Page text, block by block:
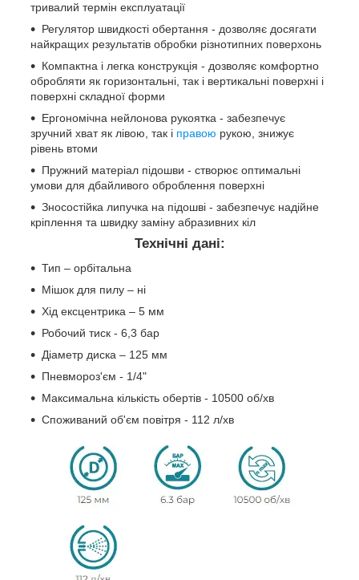
тривалий термін експлуатації
Регулятор швидкості обертання - дозволяє досягати
найкращих результатів обробки різнотипних поверхонь
Компактна і легка конструкція - дозволяє комфортно
обробляти як горизонтальні, так і вертикальні поверхні і
поверхні складної форми
Ергономічна нейлонова рукоятка - забезпечує
зручний хват як лівою, так і правою рукою, знижує
рівень втоми
Пружний матеріал підошви - створює оптимальні
умови для дбайливого оброблення поверхні
Зносостійка липучка на підошві - забезпечує надійне
кріплення та швидку заміну абразивних кіл
Технічні дані:
Тип – орбітальна
Мішок для пилу – ні
Хід ексцентрика – 5 мм
Робочий тиск - 6,3 бар
Діаметр диска – 125 мм
Пневмороз'єм - 1/4"
Максимальна кількість обертів - 10500 об/хв
Споживаний об'єм повітря - 112 л/хв